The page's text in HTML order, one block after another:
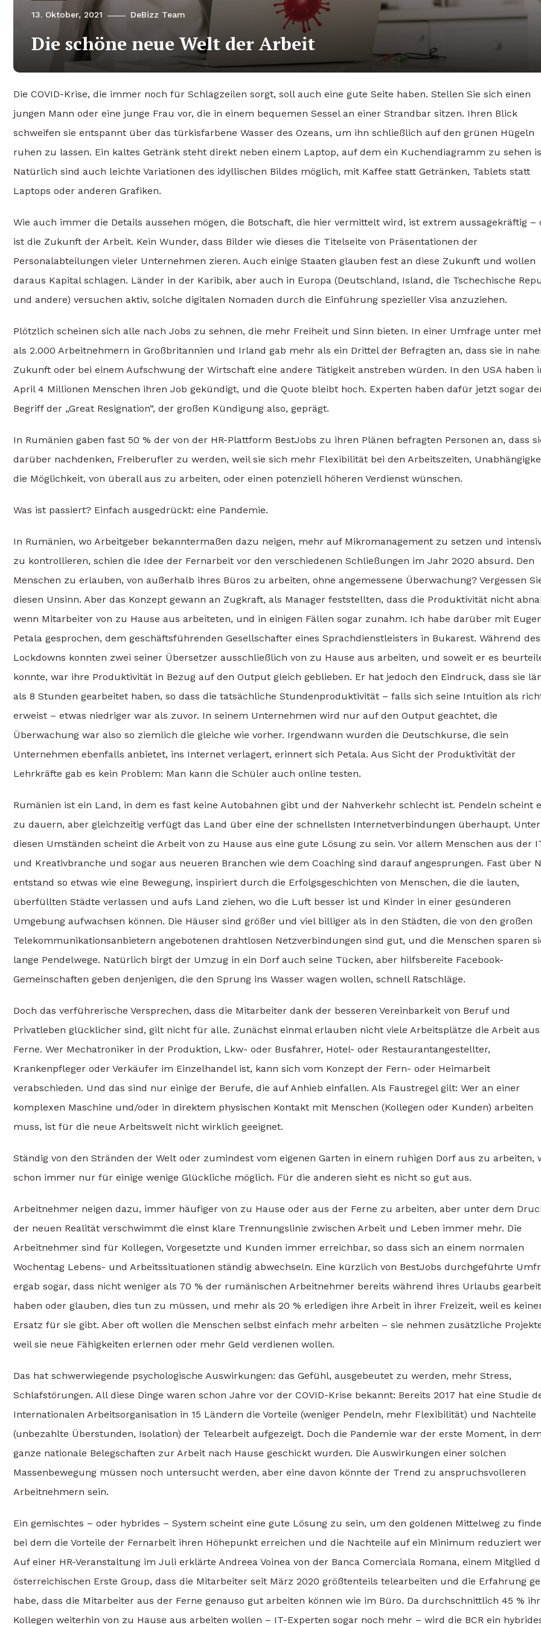
13. Oktober, 2021 DeBizz Team
Die schöne neue Welt der Arbeit
Die COVID-Krise, die immer noch für Schlagzeilen sorgt, soll auch eine gute Seite haben. Stellen Sie sich einen
jungen Mann oder eine junge Frau vor, die in einem bequemen Sessel an einer Strandbar sitzen. Ihren Blick
schweifen sie entspannt über das türkisfarbene Wasser des Ozeans, um ihn schließlich auf den grünen Hügeln
ruhen zu lassen. Ein kaltes Getränk steht direkt neben einem Laptop, auf dem ein Kuchendiagramm zu sehen
Natürlich sind auch leichte Variationen des idyllischen Bildes möglich, mit Kaffee statt Getränken, Tablets statt
Laptops oder anderen Grafiken.
Wie auch immer die Details aussehen mögen, die Botschaft, die hier vermittelt wird, ist extrem aussagekräftig –
ist die Zukunft der Arbeit. Kein Wunder, dass Bilder wie dieses die Titelseite von Präsentationen der
Personalabteilungen vieler Unternehmen zieren. Auch einige Staaten glauben fest an diese Zukunft und wollen
daraus Kapital schlagen. Länder in der Karibik, aber auch in Europa (Deutschland, Island, die Tschechische
und andere) versuchen aktiv, solche digitalen Nomaden durch die Einführung spezieller Visa anzuziehen.
Plötzlich scheinen sich alle nach Jobs zu sehnen, die mehr Freiheit und Sinn bieten. In einer Umfrage unter
als 2.000 Arbeitnehmern in Großbritannien und Irland gab mehr als ein Drittel der Befragten an, dass sie in
Zukunft oder bei einem Aufschwung der Wirtschaft eine andere Tätigkeit anstreben würden. In den USA haben
April 4 Millionen Menschen ihren Job gekündigt, und die Quote bleibt hoch. Experten haben dafür jetzt sogar
Begriff der „Great Resignation“, der großen Kündigung also, geprägt.
In Rumänien gaben fast 50 % der von der HR-Plattform BestJobs zu ihren Plänen befragten Personen an, dass
darüber nachdenken, Freiberufler zu werden, weil sie sich mehr Flexibilität bei den Arbeitszeiten,
die Möglichkeit, von überall aus zu arbeiten, oder einen potenziell höheren Verdienst wünschen.
Was ist passiert? Einfach ausgedrückt: eine Pandemie.
In Rumänien, wo Arbeitgeber bekanntermaßen dazu neigen, mehr auf Mikromanagement zu setzen und
zu kontrollieren, schien die Idee der Fernarbeit vor den verschiedenen Schließungen im Jahr 2020 absurd. Den
Menschen zu erlauben, von außerhalb ihres Büros zu arbeiten, ohne angemessene Überwachung? Vergessen
diesen Unsinn. Aber das Konzept gewann an Zugkraft, als Manager feststellten, dass die Produktivität nicht
wenn Mitarbeiter von zu Hause aus arbeiteten, und in einigen Fällen sogar zunahm. Ich habe darüber mit
Petala gesprochen, dem geschäftsführenden Gesellschafter eines Sprachdienstleisters in Bukarest. Während des
Lockdowns konnten zwei seiner Übersetzer ausschließlich von zu Hause aus arbeiten, und soweit er es
konnte, war ihre Produktivität in Bezug auf den Output gleich geblieben. Er hat jedoch den Eindruck, dass sie
als 8 Stunden gearbeitet haben, so dass die tatsächliche Stundenproduktivität – falls sich seine Intuition als
erweist – etwas niedriger war als zuvor. In seinem Unternehmen wird nur auf den Output geachtet, die
Überwachung war also so ziemlich die gleiche wie vorher. Irgendwann wurden die Deutschkurse, die sein
Unternehmen ebenfalls anbietet, ins Internet verlagert, erinnert sich Petala. Aus Sicht der Produktivität der
Lehrkräfte gab es kein Problem: Man kann die Schüler auch online testen.
Rumänien ist ein Land, in dem es fast keine Autobahnen gibt und der Nahverkehr schlecht ist. Pendeln scheint
zu dauern, aber gleichzeitig verfügt das Land über eine der schnellsten Internetverbindungen überhaupt. Unter
diesen Umständen scheint die Arbeit von zu Hause aus eine gute Lösung zu sein. Vor allem Menschen aus der
und Kreativbranche und sogar aus neueren Branchen wie dem Coaching sind darauf angesprungen. Fast über
entstand so etwas wie eine Bewegung, inspiriert durch die Erfolgsgeschichten von Menschen, die die lauten,
überfüllten Städte verlassen und aufs Land ziehen, wo die Luft besser ist und Kinder in einer gesünderen
Umgebung aufwachsen können. Die Häuser sind größer und viel billiger als in den Städten, die von den großen
Telekommunikationsanbietern angebotenen drahtlosen Netzverbindungen sind gut, und die Menschen sparen
lange Pendelwege. Natürlich birgt der Umzug in ein Dorf auch seine Tücken, aber hilfsbereite Facebook-
Gemeinschaften geben denjenigen, die den Sprung ins Wasser wagen wollen, schnell Ratschläge.
Doch das verführerische Versprechen, dass die Mitarbeiter dank der besseren Vereinbarkeit von Beruf und
Privatleben glücklicher sind, gilt nicht für alle. Zunächst einmal erlauben nicht viele Arbeitsplätze die Arbeit
Ferne. Wer Mechatroniker in der Produktion, Lkw- oder Busfahrer, Hotel- oder Restaurantangestellter,
Krankenpfleger oder Verkäufer im Einzelhandel ist, kann sich vom Konzept der Fern- oder Heimarbeit
verabschieden. Und das sind nur einige der Berufe, die auf Anhieb einfallen. Als Faustregel gilt: Wer an einer
komplexen Maschine und/oder in direktem physischen Kontakt mit Menschen (Kollegen oder Kunden) arbeiten
muss, ist für die neue Arbeitswelt nicht wirklich geeignet.
Ständig von den Stränden der Welt oder zumindest vom eigenen Garten in einem ruhigen Dorf aus zu arbeiten,
schon immer nur für einige wenige Glückliche möglich. Für die anderen sieht es nicht so gut aus.
Arbeitnehmer neigen dazu, immer häufiger von zu Hause oder aus der Ferne zu arbeiten, aber unter dem
der neuen Realität verschwimmt die einst klare Trennungslinie zwischen Arbeit und Leben immer mehr. Die
Arbeitnehmer sind für Kollegen, Vorgesetzte und Kunden immer erreichbar, so dass sich an einem normalen
Wochentag Lebens- und Arbeitssituationen ständig abwechseln. Eine kürzlich von BestJobs durchgeführte
ergab sogar, dass nicht weniger als 70 % der rumänischen Arbeitnehmer bereits während ihres Urlaubs
haben oder glauben, dies tun zu müssen, und mehr als 20 % erledigen ihre Arbeit in ihrer Freizeit, weil es
Ersatz für sie gibt. Aber oft wollen die Menschen selbst einfach mehr arbeiten – sie nehmen zusätzliche
weil sie neue Fähigkeiten erlernen oder mehr Geld verdienen wollen.
Das hat schwerwiegende psychologische Auswirkungen: das Gefühl, ausgebeutet zu werden, mehr Stress,
Schlafstörungen. All diese Dinge waren schon Jahre vor der COVID-Krise bekannt: Bereits 2017 hat eine Studie
Internationalen Arbeitsorganisation in 15 Ländern die Vorteile (weniger Pendeln, mehr Flexibilität) und Nachteile
(unbezahlte Überstunden, Isolation) der Telearbeit aufgezeigt. Doch die Pandemie war der erste Moment, in dem
ganze nationale Belegschaften zur Arbeit nach Hause geschickt wurden. Die Auswirkungen einer solchen
Massenbewegung müssen noch untersucht werden, aber eine davon könnte der Trend zu anspruchsvolleren
Arbeitnehmern sein.
Ein gemischtes – oder hybrides – System scheint eine gute Lösung zu sein, um den goldenen Mittelweg zu
bei dem die Vorteile der Fernarbeit ihren Höhepunkt erreichen und die Nachteile auf ein Minimum reduziert
Auf einer HR-Veranstaltung im Juli erklärte Andreea Voinea von der Banca Comerciala Romana, einem Mitglied
österreichischen Erste Group, dass die Mitarbeiter seit März 2020 größtenteils telearbeiten und die Erfahrung
habe, dass die Mitarbeiter aus der Ferne genauso gut arbeiten können wie im Büro. Da durchschnittlich 45 %
Kollegen weiterhin von zu Hause aus arbeiten wollen – IT-Experten sogar noch mehr – wird die BCR ein